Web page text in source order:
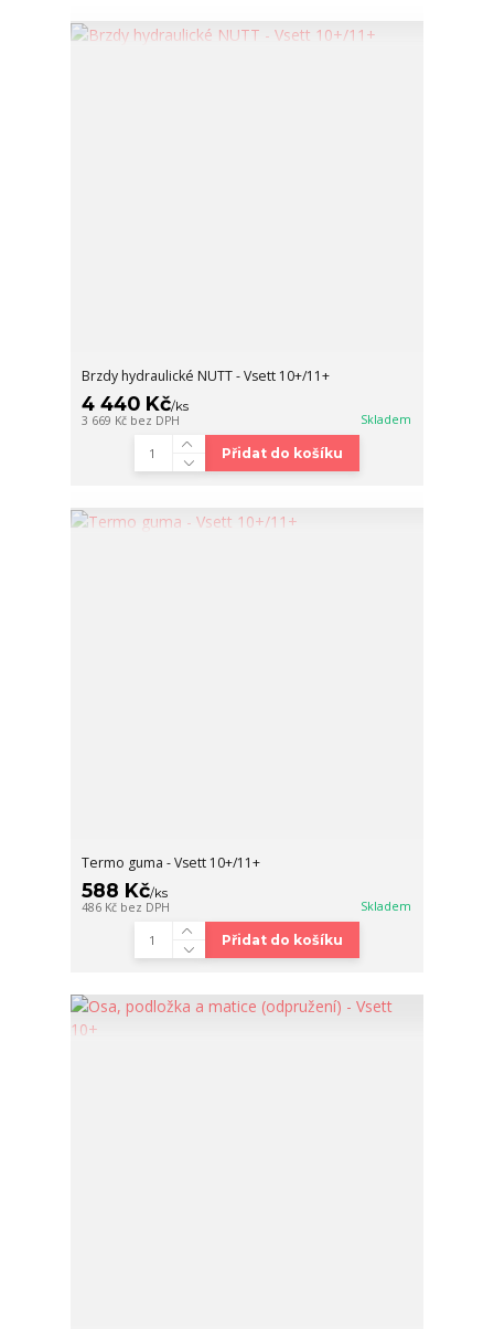
Brzdy hydraulické NUTT - Vsett 10+/11+
4 440 Kč/ks
3 669 Kč bez DPH Skladem
Přidat do košíku
Termo guma - Vsett 10+/11+
588 Kč/ks
486 Kč bez DPH Skladem
Přidat do košíku